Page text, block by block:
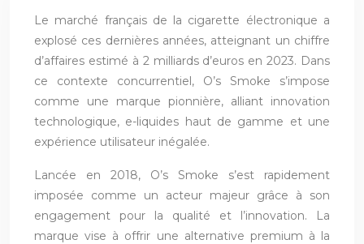
Le marché français de la cigarette électronique a
explosé ces dernières années, atteignant un chiffre
d’affaires estimé à 2 milliards d’euros en 2023. Dans
ce contexte concurrentiel, O’s Smoke s’impose
comme une marque pionnière, alliant innovation
technologique, e-liquides haut de gamme et une
expérience utilisateur inégalée.
Lancée en 2018, O’s Smoke s’est rapidement
imposée comme un acteur majeur grâce à son
engagement pour la qualité et l’innovation. La
marque vise à offrir une alternative premium à la